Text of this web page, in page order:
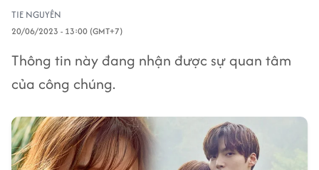
TIE NGUYÊN
20/06/2023 - 13:00 (GMT+7)
Thông tin này đang nhận được sự quan tâm
của công chúng.